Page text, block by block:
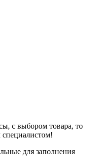
с выбором товара, то
специалистом!
для заполнения